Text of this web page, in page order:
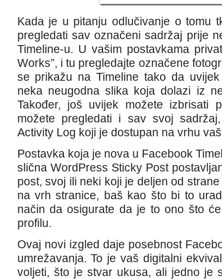
Kada je u pitanju odlučivanje o tomu
pregledati sav označeni sadržaj prije
Timeline-u. U vašim postavkama
Works”, i tu pregledajte označene
se prikažu na Timeline tako da
neka neugodna slika koja dolazi iz
Također, još uvijek možete izbrisati
možete pregledati i sav svoj
Activity Log koji je dostupan na vrhu
Postavka koja je nova u Facebook
slična WordPress Sticky Post
post, svoj ili neki koji je deljen od
na vrh stranice, baš kao što bi to
način da osigurate da je to ono što
profilu.
Ovaj novi izgled daje posebnost
umrežavanja. To je vaš digitalni
voljeti, što je stvar ukusa, ali jedno je